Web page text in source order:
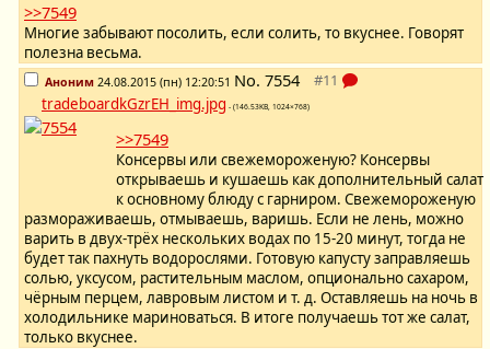
>>7549
Многие забывают посолить, если солить, то вкуснее. Говорят
полезна весьма.
Аноним 24.08.2015 (пн) 12:20:51 No. 7554
tradeboardkGzrEH_img.jpg - (146.53KB, 1024×768)
>>7549
Консервы или свежемороженую? Консервы
открываешь и кушаешь как дополнительный салат
к основному блюду с гарниром. Свежемороженую
размораживаешь, отмываешь, варишь. Если не лень, можно
варить в двух-трёх нескольких водах по 15-20 минут, тогда не
будет так пахнуть водорослями. Готовую капусту заправляешь
солью, уксусом, растительным маслом, опционально сахаром,
чёрным перцем, лавровым листом и т. д. Оставляешь на ночь в
холодильнике мариноваться. В итоге получаешь тот же салат,
только вкуснее.